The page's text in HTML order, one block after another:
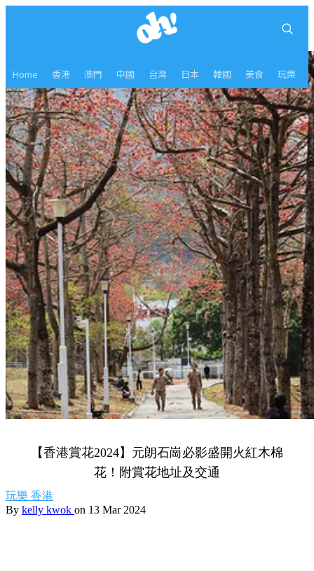
Home 香港 澳門 中國 台灣 日本 韓國 美食 玩樂
【香港賞花2024】元朗石崗必影盛開火紅木棉
花！附賞花地址及交通
玩樂 香港
By kelly kwok on 13 Mar 2024